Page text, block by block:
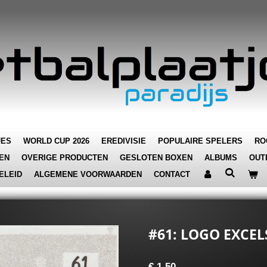
WORLD CUP 2026 EREDIVISIE POPULAIRE SPELERS
OVERIGE PRODUCTEN GESLOTEN BOXEN ALBUMS
ALGEMENE VOORWAARDEN CONTACT
#61: LOGO